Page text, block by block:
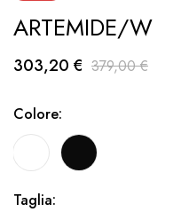
della
di
ARTEMIDE/W
303,20 € 379,00 €
Colore
Taglia